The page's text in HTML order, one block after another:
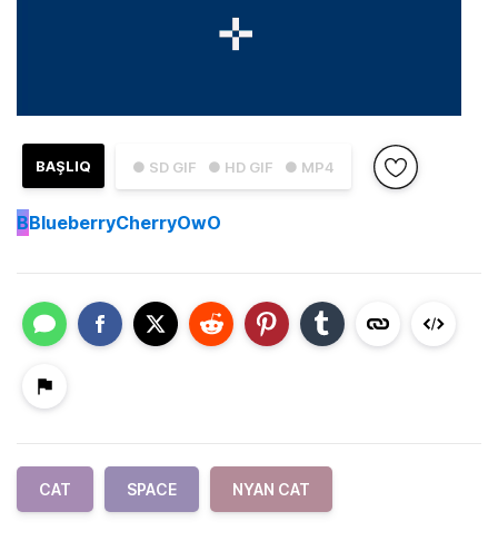
● SD GIF ● HD GIF ● MP4
BAŞLIQ
BBlueberryCherryOwO
CAT SPACE NYAN CAT